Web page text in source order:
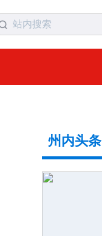
州内头条